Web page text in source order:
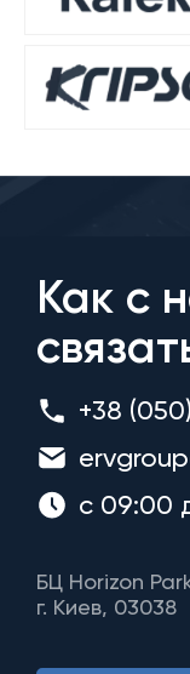
Как с
+38
с 09:00
БЦ Horizon
г. Киев, 03038